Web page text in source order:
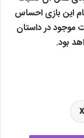
این بازی احساس
موجود در داستان
بود.